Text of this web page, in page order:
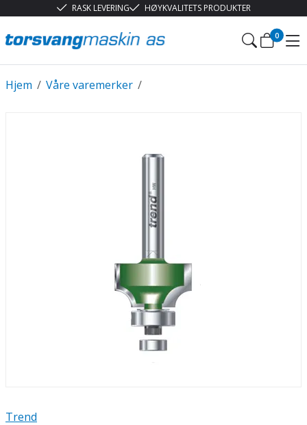
RASK LEVERING HØYKVALITETS PRODUKTER
0
/
Hjem /
Våre varemerker
Trend